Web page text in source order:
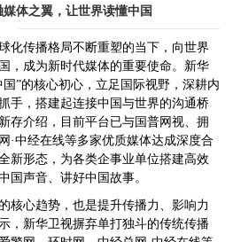
体之翼，让世界读懂中国
化传播格局不断重塑的当下，向世界
，成为新时代媒体的重要使命。新华
国”的核心初心，立足国际视野，深耕内
手，搭建起连接中国与世界的沟通桥
存介绍，目前平台已与国普网视、拥
·中经在线等多家优质媒体达成深度合
新形态，为各类企事业单位搭建高效
国声音、讲好中国故事。
核心趋势，也是提升传播力、影响力
，新华卫视摒弃单打独斗的传统传播